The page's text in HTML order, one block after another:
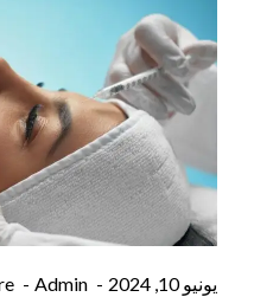
يونيو 10, 2024 Admin